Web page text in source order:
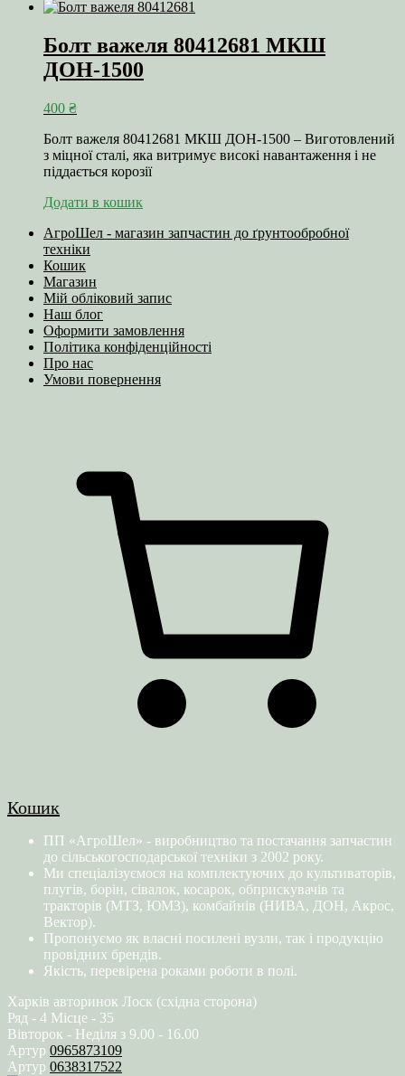
Болт важеля 80412681 МКШ
ДОН-1500
400 ₴
Болт важеля 80412681 МКШ ДОН-1500 – Виготовлений
з міцної сталі, яка витримує високі навантаження і не
піддається корозії
Додати в кошик
АгроШел - магазин запчастин до ґрунтообробної
техніки
Кошик
Магазин
Мій обліковий запис
Наш блог
Оформити замовлення
Політика конфіденційності
Про нас
Умови повернення
Кошик
ПП «АгроШел» - виробництво та постачання запчастин
до сільськогосподарської техніки з 2002 року.
Ми спеціалізуємося на комплектуючих до культиваторів,
плугів, борін, сівалок, косарок, обприскувачів та
тракторів (МТЗ, ЮМЗ), комбайнів (НИВА, ДОН, Акрос,
Вектор).
Пропонуємо як власні посилені вузли, так і продукцію
провідних брендів.
Якість, перевірена роками роботи в полі.
Харків авторинок Лоск (східна сторона)
Ряд - 4 Місце - 35
Вівторок - Неділя з 9.00 - 16.00
Артур 0965873109
Артур 0638317522